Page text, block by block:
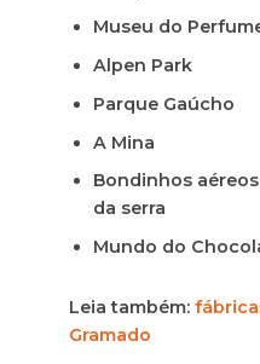
Museu do
Alpen Park
Parque Gaúcho
A Mina
Bondinhos
da serra
Mundo do
Leia também:
Gramado